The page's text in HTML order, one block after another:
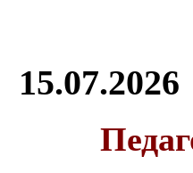
15.07.2026